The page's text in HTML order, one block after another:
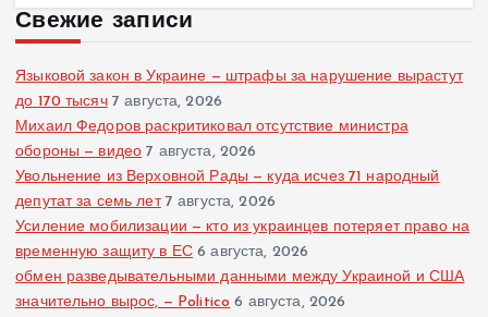
Свежие записи
Языковой закон в Украине — штрафы за нарушение вырастут
до 170 тысяч 7 августа, 2026
Михаил Федоров раскритиковал отсутствие министра
обороны — видео 7 августа, 2026
Увольнение из Верховной Рады — куда исчез 71 народный
депутат за семь лет 7 августа, 2026
Усиление мобилизации — кто из украинцев потеряет право на
временную защиту в ЕС 6 августа, 2026
обмен разведывательными данными между Украиной и США
значительно вырос, — Politico 6 августа, 2026